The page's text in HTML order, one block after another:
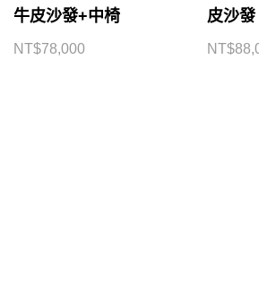
牛皮沙發+中椅
NT$78,000
皮沙發
NT$